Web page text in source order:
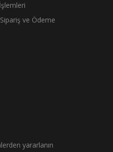
Sipariş ve Ödeme
yararlanın